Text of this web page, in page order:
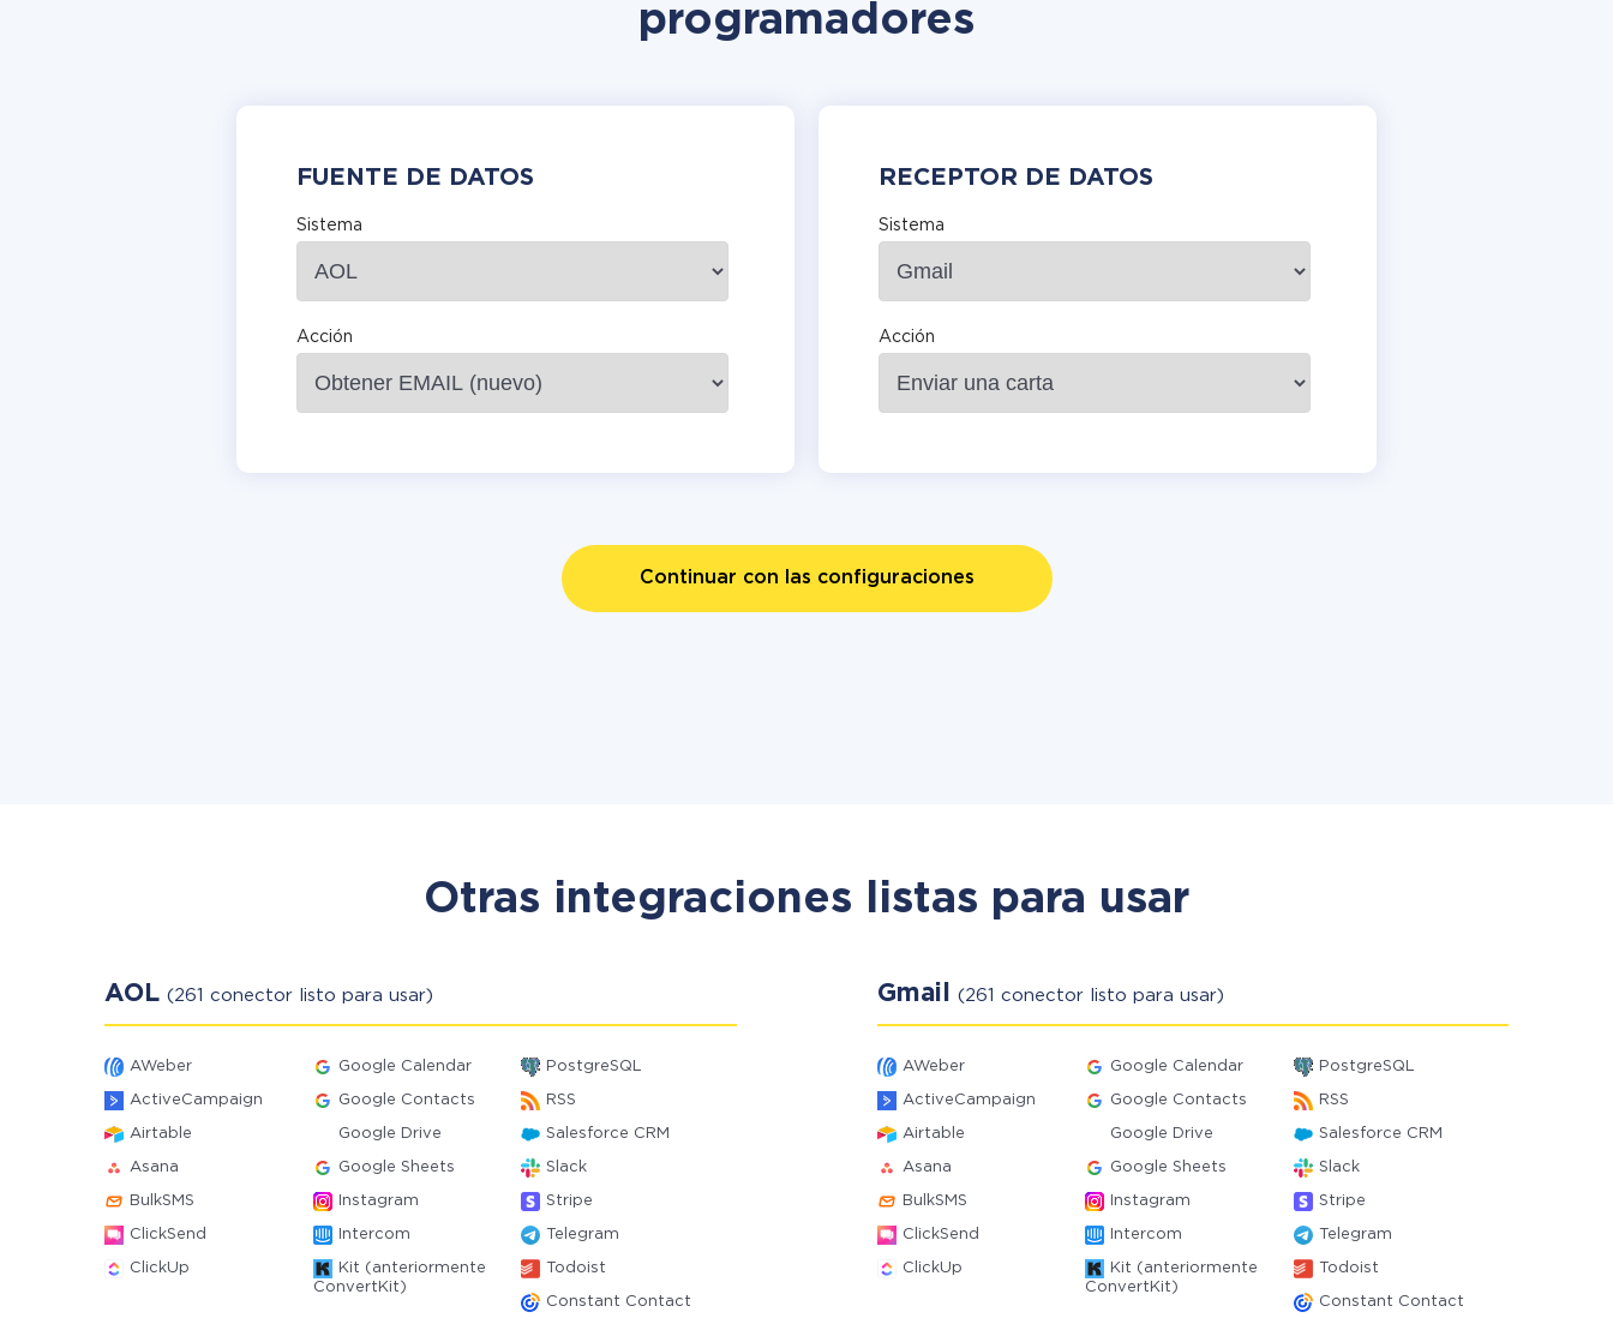
programadores
FUENTE DE DATOS
Sistema
Acción
RECEPTOR DE DATOS
Sistema
Acción
Continuar con las configuraciones
Otras integraciones listas para usar
AOL (261 conector listo para usar)
AWeber Google Calendar PostgreSQL
ActiveCampaign Google Contacts RSS
Airtable Google Drive Salesforce CRM
Asana Google Sheets Slack
BulkSMS Instagram Stripe
ClickSend Intercom Telegram
ClickUp
Kit (anteriormente
ConvertKit)
Todoist
Constant Contact
Gmail (261 conector listo para usar)
AWeber Google Calendar PostgreSQL
ActiveCampaign Google Contacts RSS
Airtable Google Drive Salesforce CRM
Asana Google Sheets Slack
BulkSMS Instagram Stripe
ClickSend Intercom Telegram
ClickUp
Kit (anteriormente
ConvertKit)
Todoist
Constant Contact